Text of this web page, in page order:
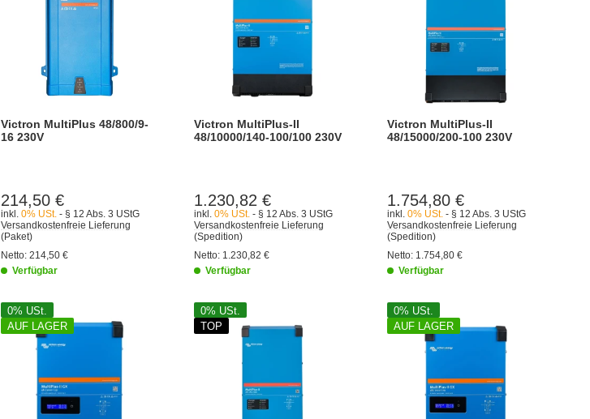
Victron MultiPlus 48/800/9-
16 230V
214,50 €
inkl. 0% USt. - § 12 Abs. 3 UStG
Versandkostenfreie Lieferung
(Paket)
Netto: 214,50 €
Verfügbar
Victron MultiPlus-II
48/10000/140-100/100 230V
1.230,82 €
inkl. 0% USt. - § 12 Abs. 3 UStG
Versandkostenfreie Lieferung
(Spedition)
Netto: 1.230,82 €
Verfügbar
Victron MultiPlus-II
48/15000/200-100 230V
1.754,80 €
inkl. 0% USt. - § 12 Abs. 3 UStG
Versandkostenfreie Lieferung
(Spedition)
Netto: 1.754,80 €
Verfügbar
0% USt.
AUF LAGER
0% USt.
TOP
0% USt.
AUF LAGER